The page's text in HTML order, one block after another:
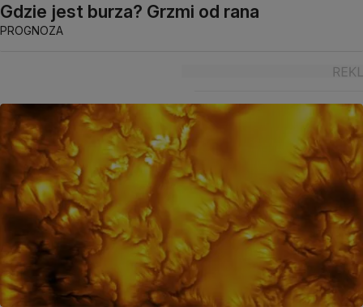
Gdzie jest burza? Grzmi od rana
PROGNOZA